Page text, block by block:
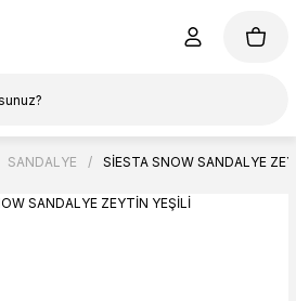
SANDALYE SİESTA SNOW SANDALYE